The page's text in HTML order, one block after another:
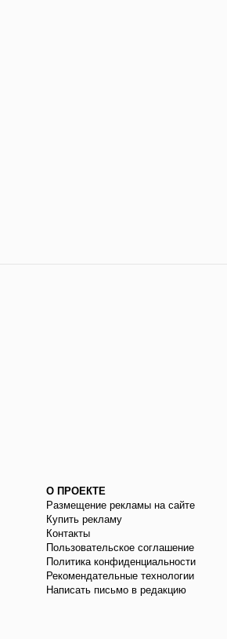
О ПРОЕКТЕ
Размещение рекламы на сайте
Купить рекламу
Контакты
Пользовательское соглашение
Политика конфиденциальности
Рекомендательные технологии
Написать письмо в редакцию